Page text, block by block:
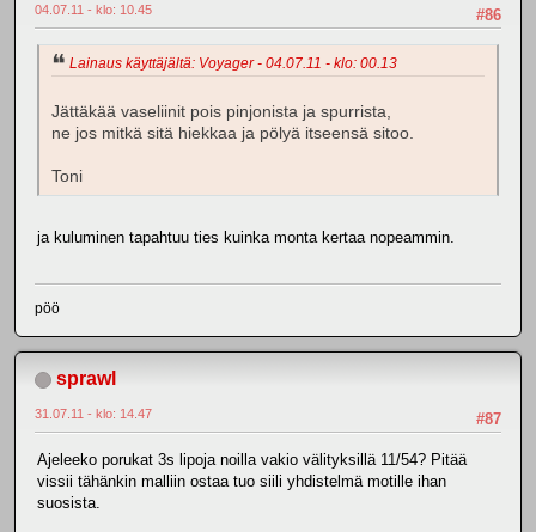
#86
04.07.11 - klo: 10.45
Lainaus käyttäjältä: Voyager - 04.07.11 - klo: 00.13
Jättäkää vaseliinit pois pinjonista ja spurrista,
ne jos mitkä sitä hiekkaa ja pölyä itseensä sitoo.
Toni
ja kuluminen tapahtuu ties kuinka monta kertaa nopeammin.
pöö
sprawl
#87
31.07.11 - klo: 14.47
Ajeleeko porukat 3s lipoja noilla vakio välityksillä 11/54? Pitää
vissii tähänkin malliin ostaa tuo siili yhdistelmä motille ihan
suosista.